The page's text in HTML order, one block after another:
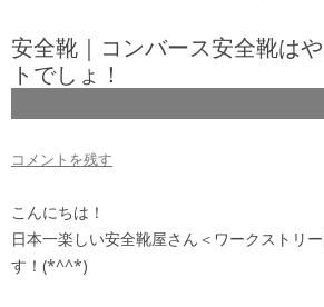
安全靴｜コンバース安全靴は
トでしょ！
コメントを残す
こんにちは！
日本一楽しい安全靴屋さん＜ワークストリ
す！(*^^*)